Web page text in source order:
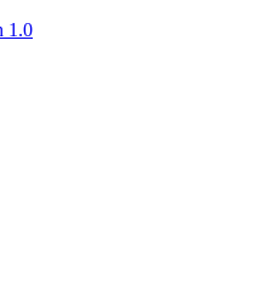
1.0